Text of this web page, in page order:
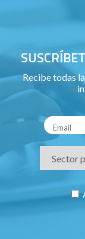
Recibe todas